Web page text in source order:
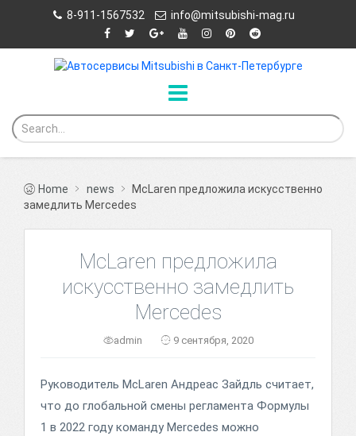
8-911-1567532 info@mitsubishi-mag.ru
Home news
McLaren предложила искусственно
замедлить Mercedes
McLaren предложила
искусственно замедлить
Mercedes
admin 9 сентября, 2020
Руководитель McLaren Андреас Зайдль считает,
что до глобальной смены регламента Формулы
1 в 2022 году команду Mercedes можно